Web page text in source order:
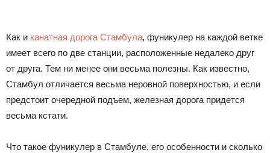
Как и канатная дорога Стамбула, фуникулер на каждой ветке
имеет всего по две станции, расположенные недалеко друг
от друга. Тем ни менее они весьма полезны. Как известно,
Стамбул отличается весьма неровной поверхностью, и если
предстоит очередной подъем, железная дорога придется
весьма кстати.
Что такое фуникулер в Стамбуле, его особенности и сколько